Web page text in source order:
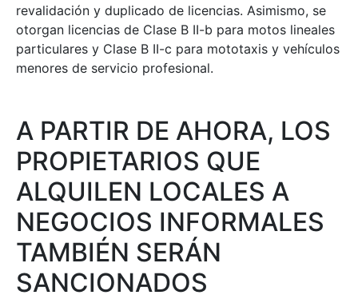
revalidación y duplicado de licencias. Asimismo, se
otorgan licencias de Clase B II-b para motos lineales
particulares y Clase B II-c para mototaxis y vehículos
menores de servicio profesional.
A PARTIR DE AHORA, LOS
PROPIETARIOS QUE
ALQUILEN LOCALES A
NEGOCIOS INFORMALES
TAMBIÉN SERÁN
SANCIONADOS